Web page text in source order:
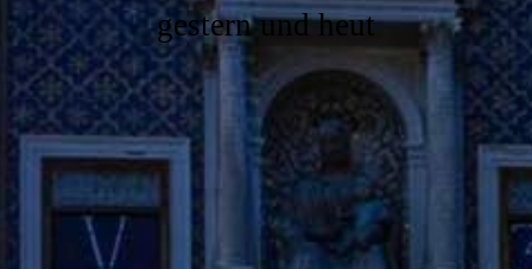
gestern und heut